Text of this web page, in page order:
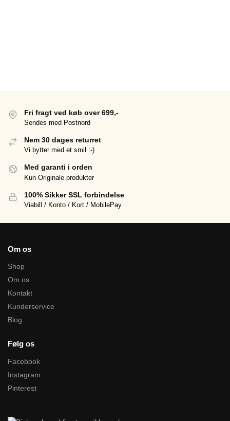
Fri fragt ved køb over 699,-
Sendes med Postnord
Nem 30 dages returret
Vi bytter med et smil :-)
Med garanti i orden
Kun Originale produkter
100% Sikker SSL forbindelse
Viabill / Konto / Kort / MobilePay
Om os
Shop
Om os
Kontakt
Kunderservice
Blog
Følg os
Facebook
Instagram
Pinterest